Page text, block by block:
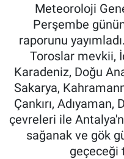
Meteoroloji
Perşembe
raporunu
Toroslar mevkii,
Karadeniz, Doğu
Sakarya,
Çankırı,
çevreleri ile
sağanak ve gök
geçeceği
Bilim-Teknoloji
Köşe Yazıları
Röportaj
Video Galeri
Son Dakika
Haber Arşivi